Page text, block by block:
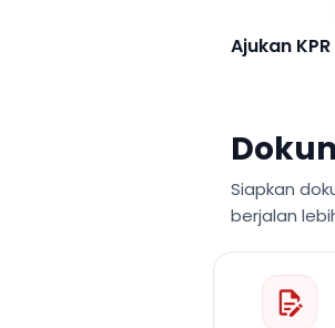
Ajukan
Siapkan
berjalan